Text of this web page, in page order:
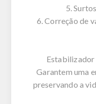
5.
6. Correção de
Garantem uma
preservando a